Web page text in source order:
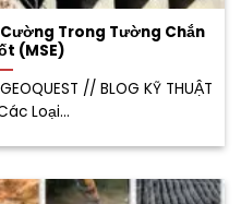
Trong Tường Chắn
(MSE)
// BLOG KỸ THUẬT
Loại...